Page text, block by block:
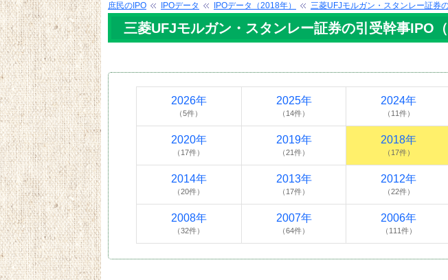
庶民のIPO IPOデータ IPOデータ（2018年） 三菱UFJモルガン・スタンレー証券
三菱UFJモルガン・スタンレー証券の引受幹事IPO（
2026年
（5件）
2025年
（14件）
2024年
（11件）
2020年
（17件）
2019年
（21件）
2018年
（17件）
2014年
（20件）
2013年
（17件）
2012年
（22件）
2008年
（32件）
2007年
（64件）
2006年
（111件）